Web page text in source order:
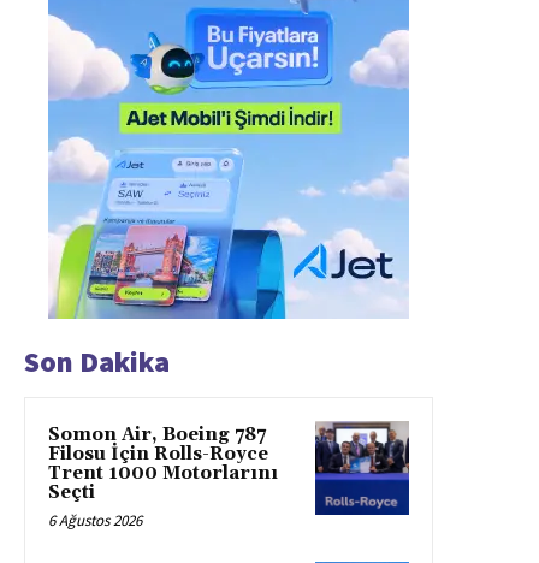
Son Dakika
Somon Air, Boeing 787
Filosu İçin Rolls-Royce
Trent 1000 Motorlarını
Seçti
6 Ağustos 2026